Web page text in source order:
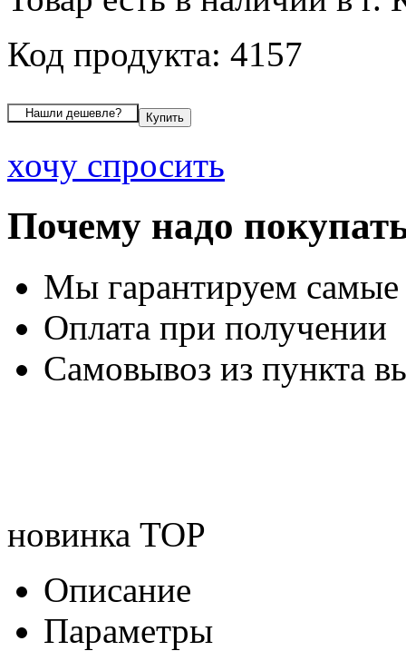
Код продукта: 4157
хочу спросить
Почему надо
Мы гарантируем
Оплата при получении
Самовывоз из пункта
новинка TOP
Описание
Параметры